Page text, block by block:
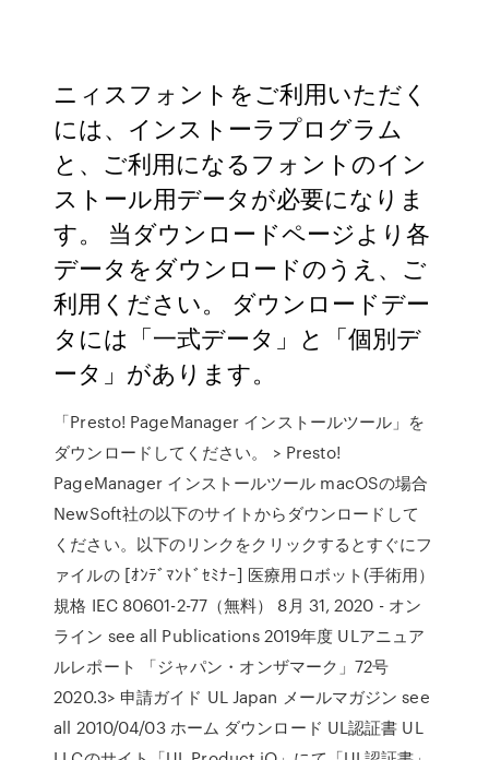
ニィスフォントをご利用いただく
には、インストーラプログラム
と、ご利用になるフォントのイン
ストール用データが必要になりま
す。 当ダウンロードページより各
データをダウンロードのうえ、ご
利用ください。 ダウンロードデー
タには「一式データ」と「個別デ
ータ」があります。
「Presto! PageManager インストールツール」を
ダウンロードしてください。 > Presto!
PageManager インストールツール macOSの場合
NewSoft社の以下のサイトからダウンロードして
ください。以下のリンクをクリックするとすぐにフ
ァイルの [ｵﾝﾃﾞﾏﾝﾄﾞｾﾐﾅｰ] 医療用ロボット(手術用）
規格 IEC 80601-2-77（無料） 8月 31, 2020 - オン
ライン see all Publications 2019年度 ULアニュア
ルレポート 「ジャパン・オンザマーク」72号
2020.3> 申請ガイド UL Japan メールマガジン see
all 2010/04/03 ホーム ダウンロード UL認証書 UL